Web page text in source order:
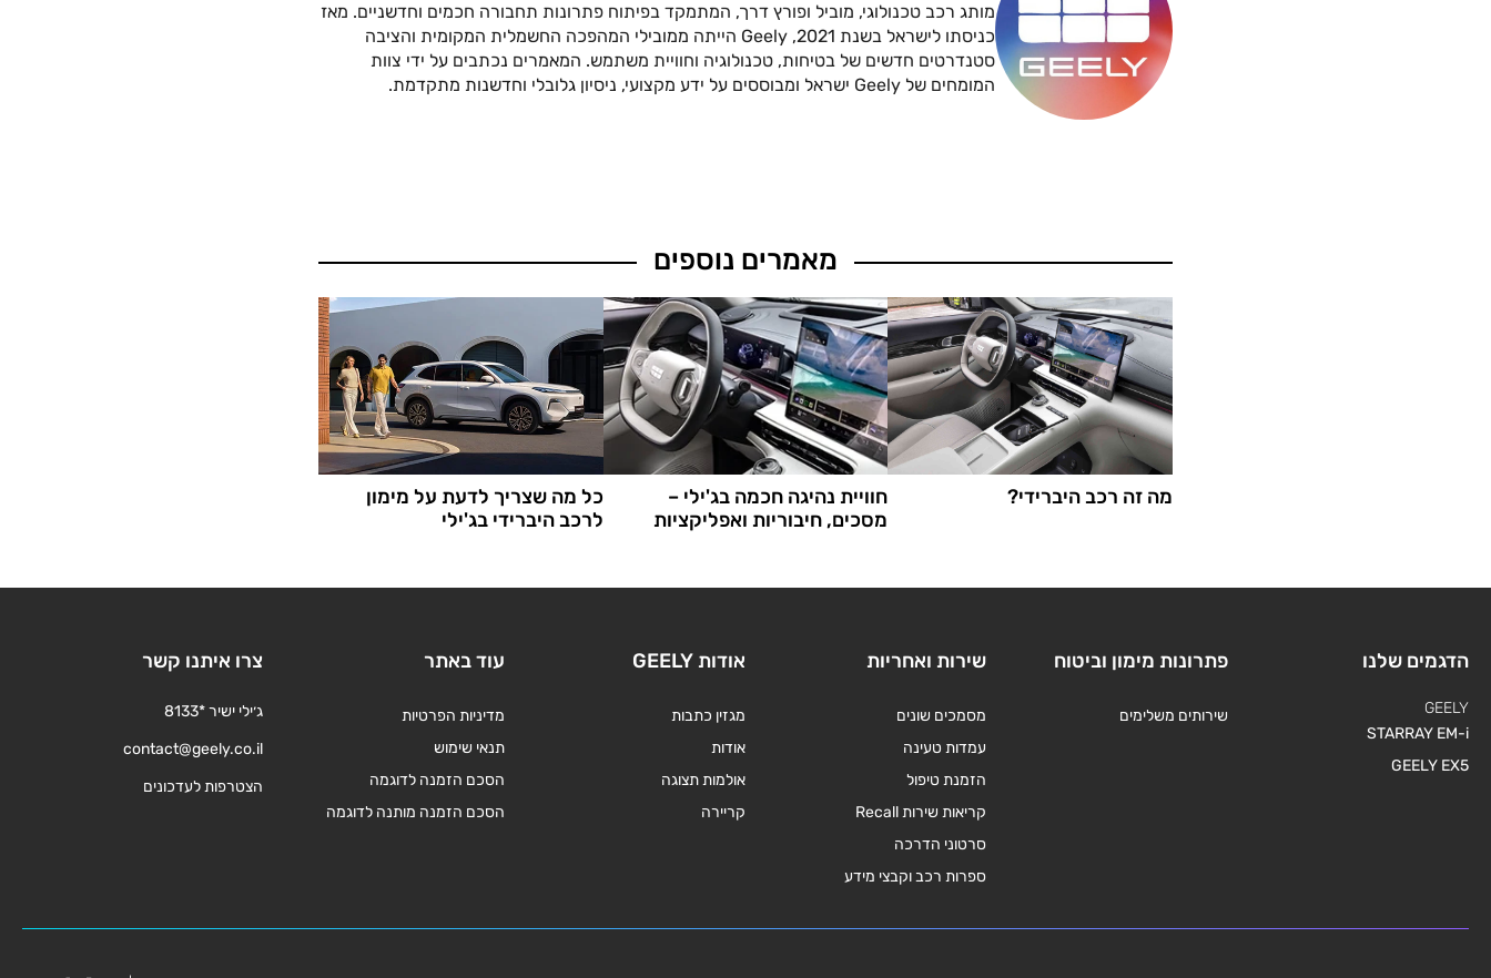
מותג רכב טכנולוגי, מוביל ופורץ דרך, המתמקד בפיתוח פתרונות תחבורה חכמים וחדשניים. מאז
כניסתו לישראל בשנת 2021, Geely הייתה ממובילי המהפכה החשמלית המקומית והציבה
סטנדרטים חדשים של בטיחות, טכנולוגיה וחוויית משתמש. המאמרים נכתבים על ידי צוות
המומחים של Geely ישראל ומבוססים על ידע מקצועי, ניסיון גלובלי וחדשנות מתקדמת.
מאמרים נוספים
מה זה רכב היברידי?
חוויית נהיגה חכמה בג'ילי –
מסכים, חיבוריות ואפליקציות
כל מה שצריך לדעת על מימון
לרכב היברידי בג'ילי
הדגמים שלנו
GEELY
STARRAY EM-i
GEELY EX5
פתרונות מימון וביטוח
שירותים משלימים
שירות ואחריות
מסמכים שונים
עמדות טעינה
הזמנת טיפול
קריאות שירות Recall
סרטוני הדרכה
ספרות רכב וקבצי מידע
אודות GEELY
מגזין כתבות
אודות
אולמות תצוגה
קריירה
עוד באתר
מדיניות הפרטיות
תנאי שימוש
הסכם הזמנה לדוגמה
הסכם הזמנה מותנה לדוגמה
צרו איתנו קשר
ג׳ילי ישיר *8133
contact@geely.co.il
הצטרפות לעדכונים